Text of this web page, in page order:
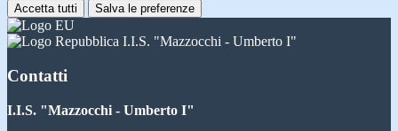
Accetta tutti Salva le preferenze
I.I.S. "Mazzocchi - Umberto I"
Contatti
I.I.S. "Mazzocchi - Umberto I"